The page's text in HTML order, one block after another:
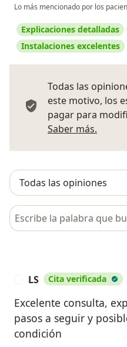
Lo más mencionado por los
Explicaciones detalladas
Instalaciones excelentes
Todas las
este motivo, los
pagar para
Saber más.
Busca en opiniones
LS Cita verificada
Excelente consulta,
pasos a seguir y
condición